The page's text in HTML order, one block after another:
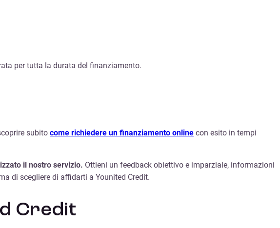
per tutta la durata del finanziamento.
subito come richiedere un finanziamento online con esito in tempi
il nostro servizio. Ottieni un feedback obiettivo e imparziale, informazioni
di scegliere di affidarti a Younited Credit.
Credit